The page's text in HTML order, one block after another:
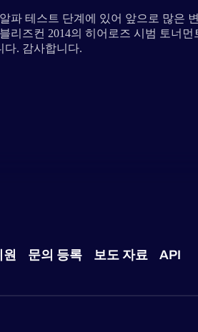
파 테스트 단계에 있어 앞으로 많은
리즈컨 2014의 히어로즈 시범 토너
다. 감사합니다.